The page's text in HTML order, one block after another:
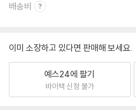
배송비
이미 소장하고 있다면 판매해 보세요.
예스24에 팔기
바이백 신청 불가